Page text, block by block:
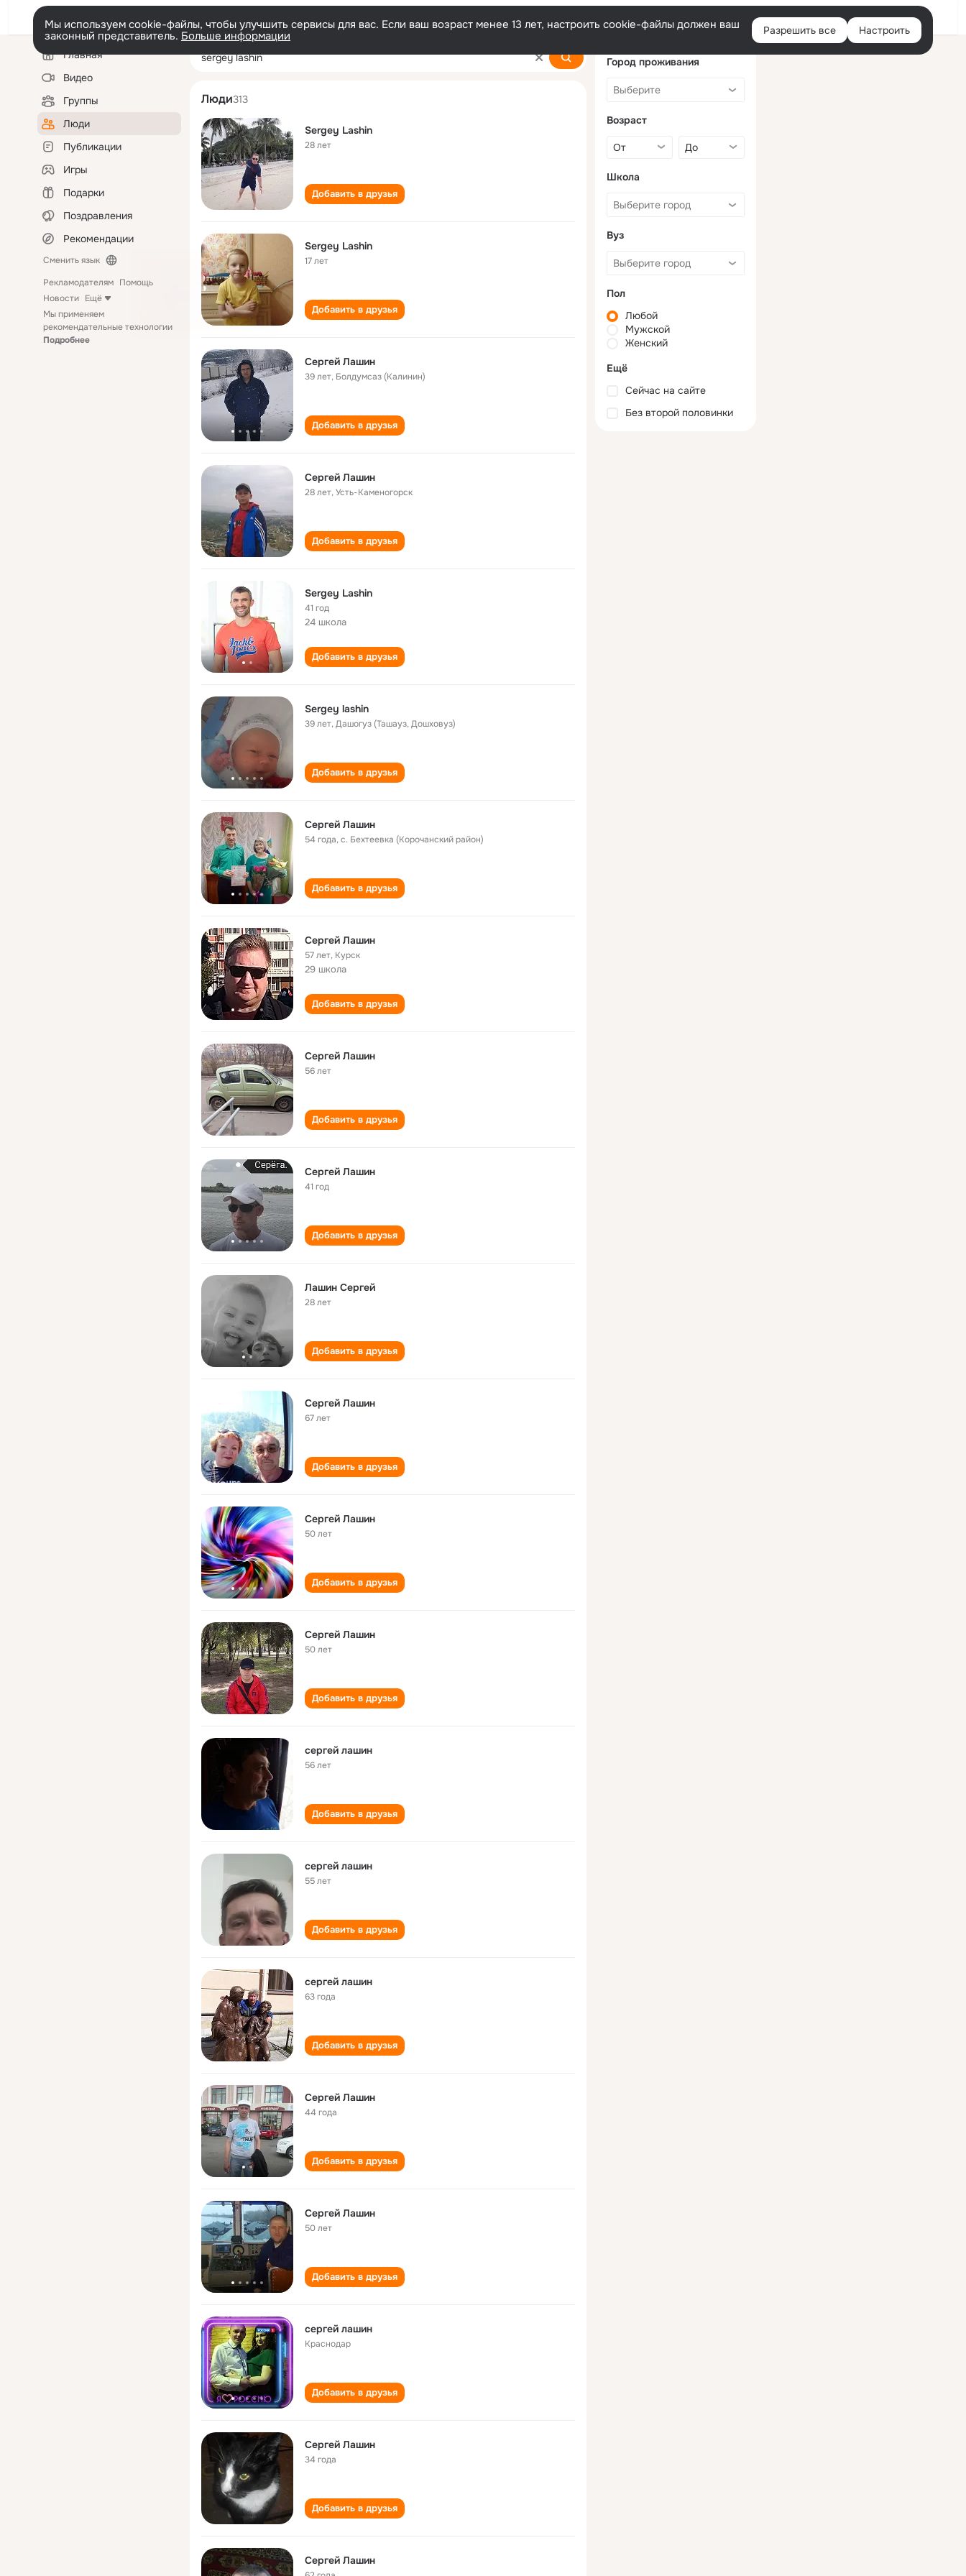
Войти
Мы используем cookie-файлы, чтобы улучшить сервисы для вас. Если ваш возраст менее 13 лет, настроить cookie-файлы должен ваш
законный представитель. Больше информации Разрешить все Настроить
Левая
колонкаГлавная
Видео
Группы
Люди
Публикации
Игры
Подарки
Поздравления
Рекомендации
Сменить язык
Рекламодателям Помощь
Новости Ещё
Мы применяем
рекомендательные технологии
Подробнее
sergey lashin
Люди313
Sergey Lashin
28 лет
Добавить в друзья
Sergey Lashin
17 лет
Добавить в друзья
Сергей Лашин
39 лет, Болдумсаз (Калинин)
Добавить в друзья
Сергей Лашин
28 лет,Усть-Каменогорск
Добавить в друзья
Sergey Lashin
41 год
24 школа
Добавить в друзья
Sergey lashin
39 лет,Дашогуз (Ташауз, Дошховуз)
Добавить в друзья
Сергей Лашин
54 года,с. Бехтеевка (Корочанский район)
Добавить в друзья
Сергей Лашин
57 лет, Курск
29 школа
Добавить в друзья
Сергей Лашин
56 лет
Добавить в друзья
Сергей Лашин
41 год
Добавить в друзья
Лашин Сергей
28 лет
Добавить в друзья
Сергей Лашин
67 лет
Добавить в друзья
Сергей Лашин
50 лет
Добавить в друзья
Сергей Лашин
50 лет
Добавить в друзья
сергей лашин
56 лет
Добавить в друзья
сергей лашин
55 лет
Добавить в друзья
сергей лашин
63 года
Добавить в друзья
Сергей Лашин
44 года
Добавить в друзья
Сергей Лашин
50 лет
Добавить в друзья
сергей лашин
Краснодар
Добавить в друзья
Сергей Лашин
34 года
Добавить в друзья
Сергей Лашин
Город проживания
Возраст
Школа
Вуз
Пол
Любой
Мужской
Женский
Ещё
Сейчас на сайте
Без второй половинки